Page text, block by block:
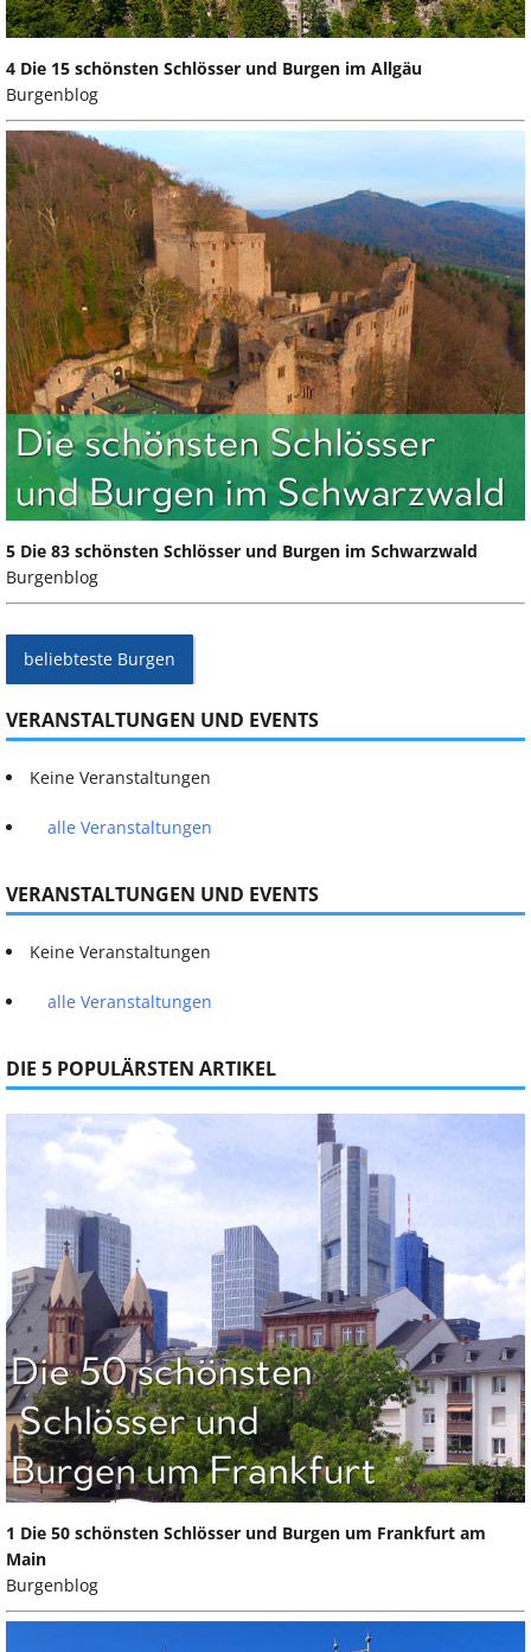
4 Die 15 schönsten Schlösser und Burgen im Allgäu
Burgenblog
5 Die 83 schönsten Schlösser und Burgen im Schwarzwald
Burgenblog
beliebteste Burgen
VERANSTALTUNGEN UND EVENTS
Keine Veranstaltungen
alle Veranstaltungen
VERANSTALTUNGEN UND EVENTS
Keine Veranstaltungen
alle Veranstaltungen
DIE 5 POPULÄRSTEN ARTIKEL
1 Die 50 schönsten Schlösser und Burgen um Frankfurt am
Main
Burgenblog